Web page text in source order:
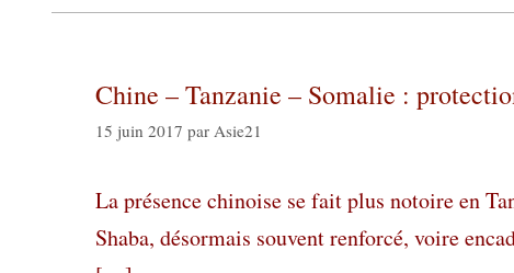
Chine – Tanzanie – Somalie :
15 juin 2017 par Asie21
La présence chinoise se fait plus notoire en
Shaba, désormais souvent renforcé, voire